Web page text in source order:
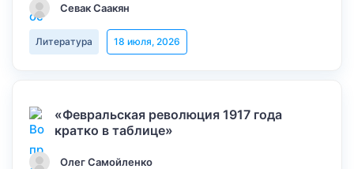
Севак Саакян
Литература 18 июля, 2026
«Февральская революция 1917 года
кратко в таблице»
Олег Самойленко